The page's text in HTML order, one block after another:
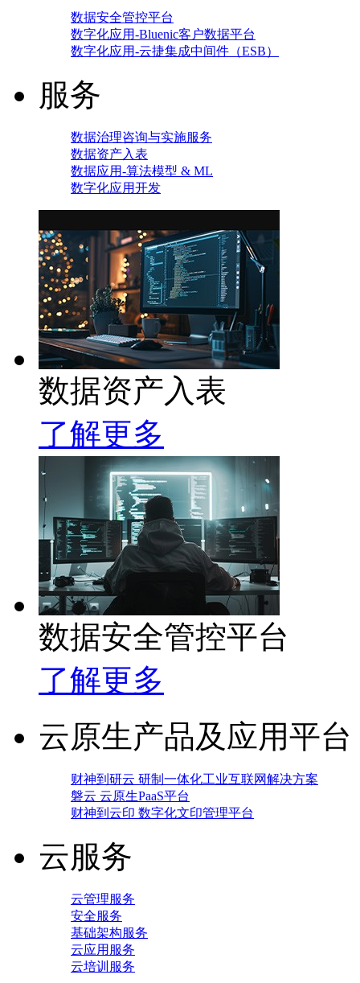
数据安全管控平台
数字化应用-Bluenic客户数据平台
数字化应用-云捷集成中间件（ESB）
服务
数据治理咨询与实施服务
数据资产入表
数据应用-算法模型 & ML
数字化应用开发
数据资产入表
了解更多
数据安全管控平台
了解更多
云原生产品及应用平台
财神到研云 研制一体化工业互联网解决方案
磐云 云原生PaaS平台
财神到云印 数字化文印管理平台
云服务
云管理服务
安全服务
基础架构服务
云应用服务
云培训服务